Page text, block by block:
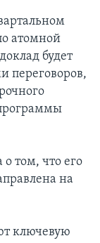
атомной
будет
переговоров,
о том, что его
на
ключевую